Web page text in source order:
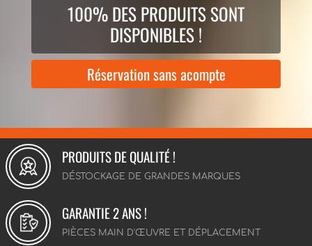
100% DES PRODUITS SONT
DISPONIBLES !
Réservation sans acompte
PRODUITS DE QUALITÉ !
DÉSTOCKAGE DE GRANDES MARQUES
GARANTIE 2 ANS !
PIÈCES MAIN D'ŒUVRE ET DÉPLACEMENT